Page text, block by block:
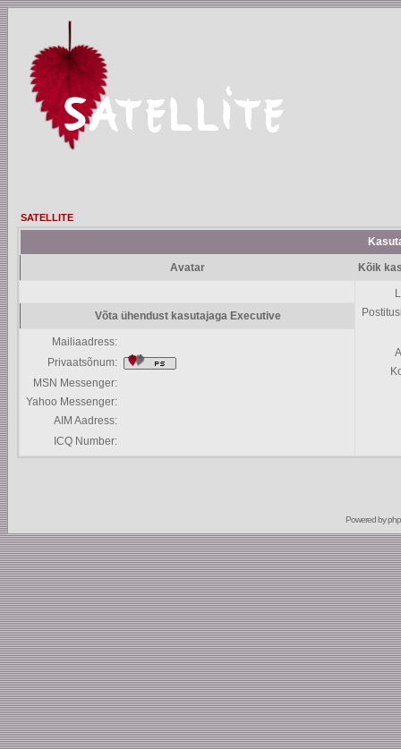
SATELLITE
Avatar Kõik
Võta ühendust kasutajaga Executive
Mailiaadress:
Privaatsõnum:
MSN Messenger:
Yahoo Messenger:
AIM Aadress:
ICQ Number:
Powered by